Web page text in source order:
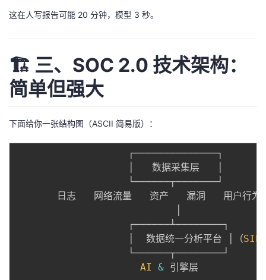
这在人写报告可能 20 分钟，模型 3 秒。
🏗 三、SOC 2.0 技术架构：
简单但强大
下面给你一张结构图（ASCII 简易版）：
                   ┌──────────────┐
                   │   数据采集层   │
                   └──────┬───────┘
日志   网络流量   资产   漏洞   用户行
                   ┌──────┴────────┐
                   │  数据统一分析平台 │（
                   └──────┬────────┘
AI
& 引擎层